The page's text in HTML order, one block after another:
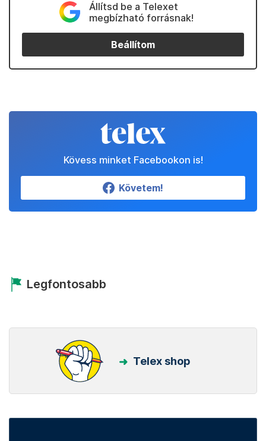
Állítsd be a Telexet
megbízható forrásnak!
Beállítom
Kövess minket Facebookon is!
Követem!
Legfontosabb
Telex shop